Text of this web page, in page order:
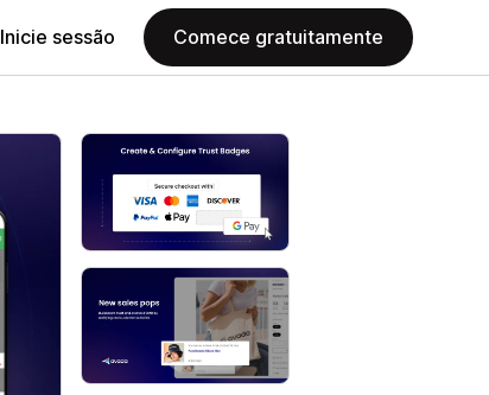
Inicie sessão Comece gratuitamente